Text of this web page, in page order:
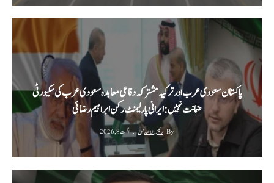
پاکستان سعودی عرب اور ترکیہ مشترکہ دفاعی معاہدہ سعودی عرب کی سکیورٹی
ضمانت نہیں: ایرانی پارلیمنٹ رکن ابراہیم رضائی
By رئیس الاخبار نیوز اگست 8, 2026